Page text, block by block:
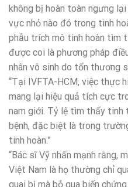
không bị hoàn toàn ngưng
vực nhỏ nào đó trong tinh
phẫu trích mô tinh hoàn tìm
được coi là phương pháp
nhân vô sinh do tổn thương
“Tại IVFTA-HCM, việc thực
mang lại hiệu quả tích cực
nam giới. Tỷ lệ tìm thấy tinh
bệnh, đặc biệt là trong
tinh hoàn.”
“Bác sĩ Vỹ nhấn mạnh rằng,
Việt Nam là họ thường chỉ
quai bị mà bỏ qua biến